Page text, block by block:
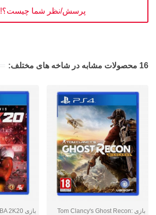
پرسش/نظر شما چیست؟!
16 محصولات مشابه در شاخه های مختلف:
بازی Tom Clancy's Ghost Recon: